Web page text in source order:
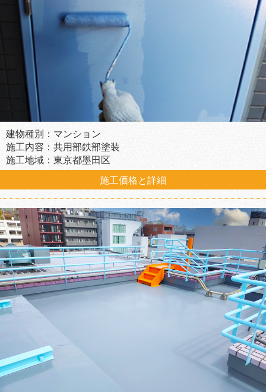
建物種別：マンション
施工内容：共用部鉄部塗装
施工地域：東京都墨田区
施工価格と詳細